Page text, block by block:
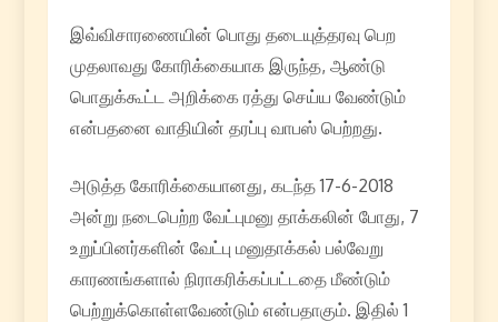
இவ்விசாரணையின் பொது தடையுத்தரவு பெற
முதலாவது கோரிக்கையாக இருந்த, ஆண்டு
பொதுக்கூட்ட அறிக்கை ரத்து செய்ய வேண்டும்
என்பதனை வாதியின் தரப்பு வாபஸ் பெற்றது.
அடுத்த கோரிக்கையானது, கடந்த 17-6-2018
அன்று நடைபெற்ற வேட்புமனு தாக்கலின் போது, 7
உறுப்பினர்களின் வேட்பு மனுதாக்கல் பல்வேறு
காரணங்களால் நிராகரிக்கப்பட்டதை மீண்டும்
பெற்றுக்கொள்ளவேண்டும் என்பதாகும். இதில் 1